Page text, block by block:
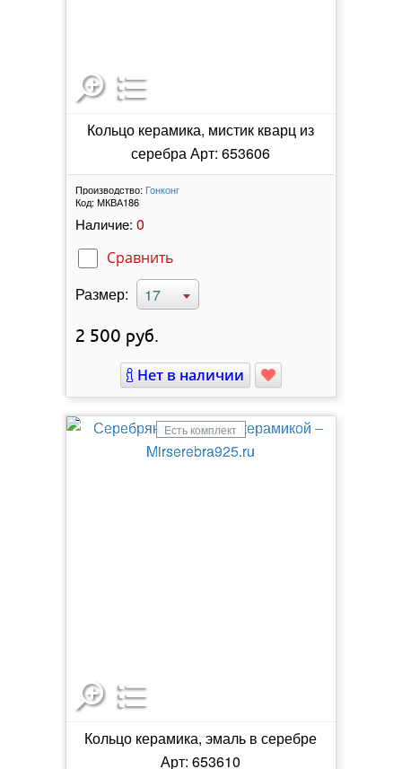
Кольцо керамика, мистик кварц из
серебра Арт: 653606
Производство: Гонконг
Код: МКВА186
Наличие: 0
Сравнить
Размер: 17
2 500 руб.
Нет в наличии
Есть комплект
Кольцо керамика, эмаль в серебре
Арт: 653610